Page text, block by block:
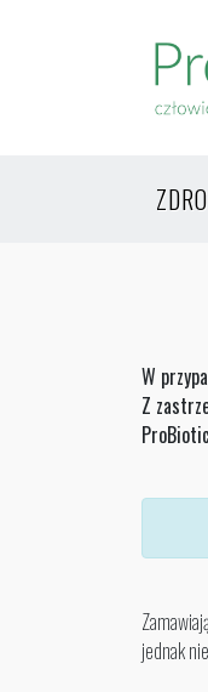
W
Z
jednak